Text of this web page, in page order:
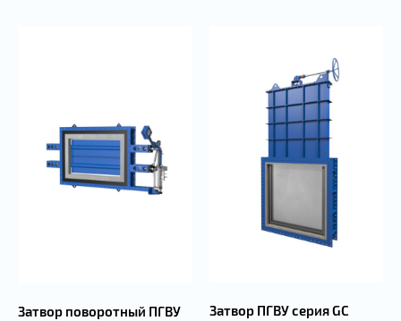
Затвор поворотный ПГВУ
Затвор ПГВУ серия GC